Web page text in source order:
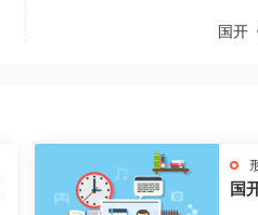
国开
国